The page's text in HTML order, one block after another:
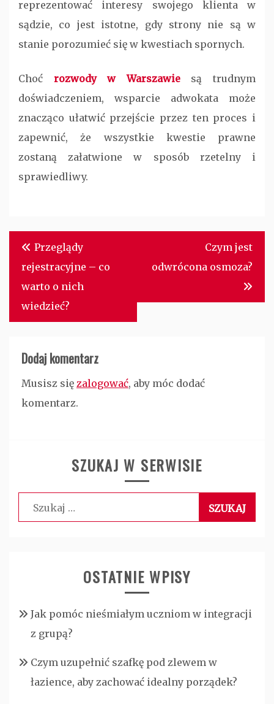
reprezentować interesy swojego klienta w
sądzie, co jest istotne, gdy strony nie są w
stanie porozumieć się w kwestiach spornych.
Choć rozwody w Warszawiesą trudnym
doświadczeniem, wsparcie adwokata może
znacząco ułatwić przejście przez ten proces i
zapewnić, że wszystkie kwestie prawne
zostaną załatwione w sposób rzetelny i
sprawiedliwy.
Nawigacja
wpisu
Przeglądy
rejestracyjne – co
warto o nich
wiedzieć?
Czym jest
odwrócona osmoza?
Dodaj komentarz
Musisz się zalogować, aby móc dodać
komentarz.
SZUKAJ W SERWISIE
Szukaj:
OSTATNIE WPISY
Jak pomóc nieśmiałym uczniom w integracji
z grupą?
Czym uzupełnić szafkę pod zlewem w
łazience, aby zachować idealny porządek?